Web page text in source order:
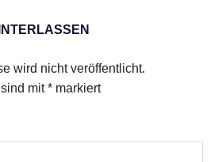
wird nicht veröffentlicht.
mit* markiert